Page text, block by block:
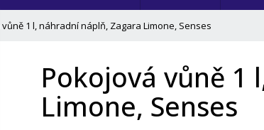
vůně 1 l, náhradní náplň, Zagara Limone, Senses
Pokojová vůně 1
Limone, Senses